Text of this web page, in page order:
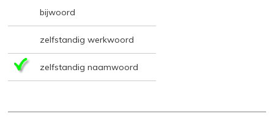
bijwoord
zelfstandig werkwoord
zelfstandig naamwoord